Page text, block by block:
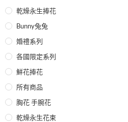
乾燥永生捧花
Bunny兔兔
婚禮系列
各國限定系列
鮮花捧花
所有商品
胸花 手腕花
乾燥永生花束